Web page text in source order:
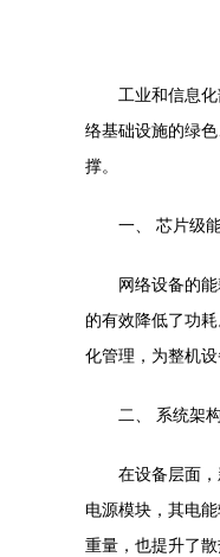
工业和信息
络基础设施的绿
撑。
一、 芯片级
网络设备的
的有效降低了功
化管理，为整机
二、 系统架
在设备层面
电源模块，其电
重量，也提升了